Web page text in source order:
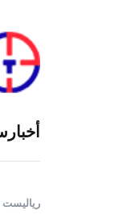
أخبار